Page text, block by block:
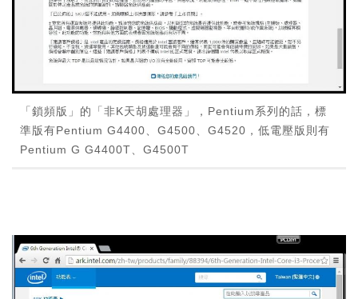
「鎖頻版」的「非K天胡處理器」，Pentium系列的話，標
準版有Pentium G4400、G4500、G4520，低電壓版則有
Pentium G G4400T、G4500T